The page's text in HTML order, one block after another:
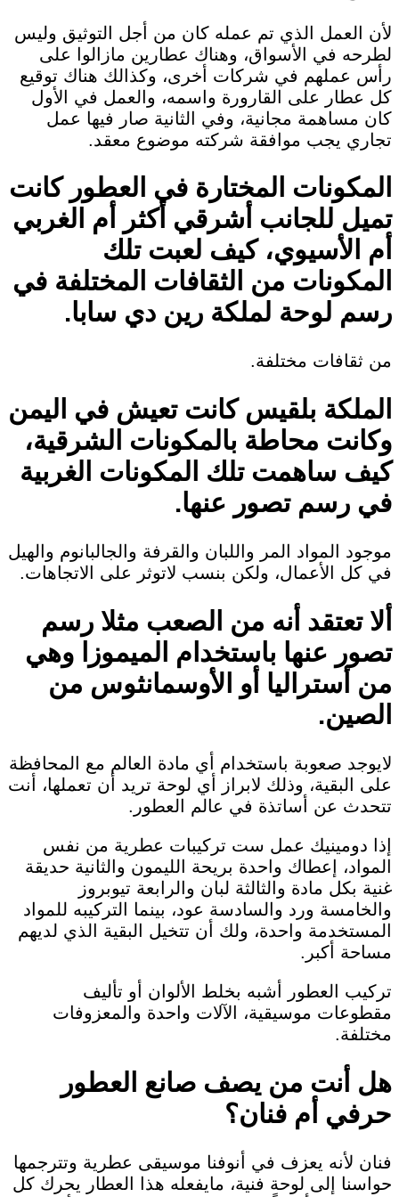
لأن العمل الذي تم عمله كان من أجل التوثيق وليس
لطرحه في الأسواق، وهناك عطارين مازالوا على
رأس عملهم في شركات أخرى، وكذالك هناك توقيع
كل عطار على القارورة واسمه، والعمل في الأول
كان مساهمة مجانية، وفي الثانية صار فيها عمل
تجاري يجب موافقة شركته موضوع معقد.
المكونات المختارة في العطور كانت
تميل للجانب أشرقي أكثر أم الغربي
أم الأسيوي، كيف لعبت تلك
المكونات من الثقافات المختلفة في
رسم لوحة لملكة رين دي سابا.
من ثقافات مختلفة.
الملكة بلقيس كانت تعيش في اليمن
وكانت محاطة بالمكونات الشرقية،
كيف ساهمت تلك المكونات الغربية
في رسم تصور عنها.
موجود المواد المر واللبان والقرفة والجالبانوم والهيل
في كل الأعمال، ولكن بنسب لاتوثر على الاتجاهات.
ألا تعتقد أنه من الصعب مثلا رسم
تصور عنها باستخدام الميموزا وهي
من أستراليا أو الأوسمانثوس من
الصين.
لايوجد صعوبة باستخدام أي مادة العالم مع المحافظة
على البقية، وذلك لابراز أي لوحة تريد أن تعملها، أنت
تتحدث عن أساتذة في عالم العطور.
إذا دومينيك عمل ست تركيبات عطرية من نفس
المواد، إعطاك واحدة بريحة الليمون والثانية حديقة
غنية بكل مادة والثالثة لبان والرابعة تيوبروز
والخامسة ورد والسادسة عود، بينما التركيبه للمواد
المستخدمة واحدة، ولك أن تتخيل البقية الذي لديهم
مساحة أكبر.
تركيب العطور أشبه بخلط الألوان أو تأليف
مقطوعات موسيقية، الآلات واحدة والمعزوفات
مختلفة.
هل أنت من يصف صانع العطور
حرفي أم فنان؟
فنان لأنه يعزف في أنوفنا موسيقى عطرية وتترجمها
حواسنا إلى لوحة فنية، مايفعله هذا العطار يحرك كل